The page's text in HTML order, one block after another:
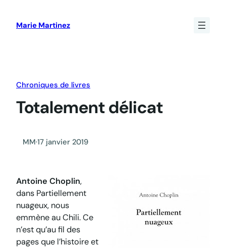
Marie Martinez
Chroniques de livres
Totalement délicat
MM·17 janvier 2019
Antoine Choplin,
dans Partiellement
nuageux, nous
emmène au Chili. Ce
n’est qu’au fil des
pages que l’histoire et